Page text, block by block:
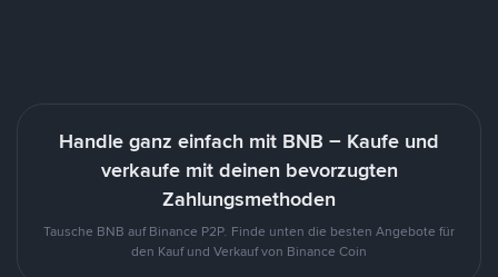
Handle ganz einfach mit BNB – Kaufe und
verkaufe mit deinen bevorzugten
Zahlungsmethoden
Tausche BNB auf Binance P2P. Finde unten die besten Angebote für
den Kauf und Verkauf von Binance Coin